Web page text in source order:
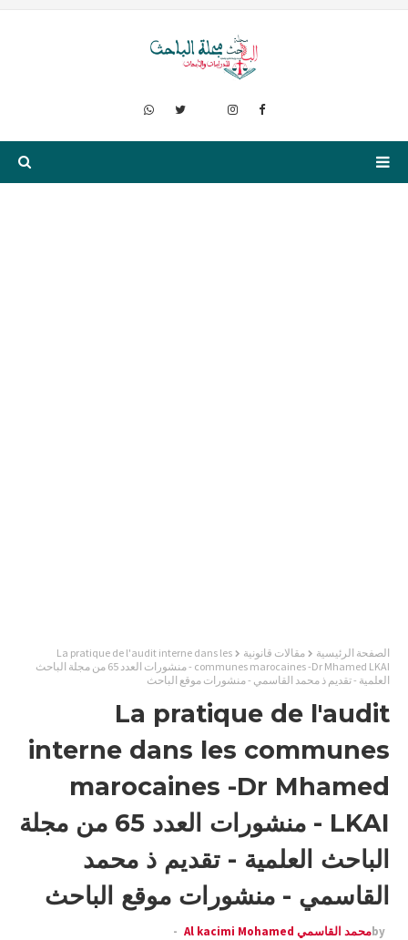
الصفحة الرئيسية مقالات قانونية
La pratique de l'audit interne dans les
communes marocaines -Dr Mhamed LKAI - منشورات العدد 65 من مجلة الباحث
العلمية - تقديم ذ محمد القاسمي - منشورات موقع الباحث
La pratique de l'audit
interne dans les communes
marocaines -Dr Mhamed
LKAI - منشورات العدد 65 من مجلة
الباحث العلمية - تقديم ذ محمد
القاسمي - منشورات موقع الباحث
byمحمد القاسمي Al kacimi Mohamed